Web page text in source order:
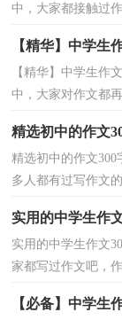
中，大家都接触过
【精华】中学生
【精华】中学生作
中，大家对作文都
精选初中的作文
精选初中的作文
多人都有过写作文
实用的中学生作
实用的中学生作文
家都写过作文吧，
【必备】中学生